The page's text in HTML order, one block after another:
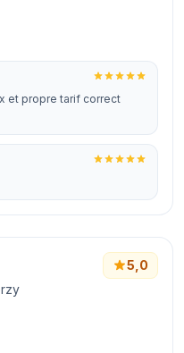
et propre tarif correct
5,0